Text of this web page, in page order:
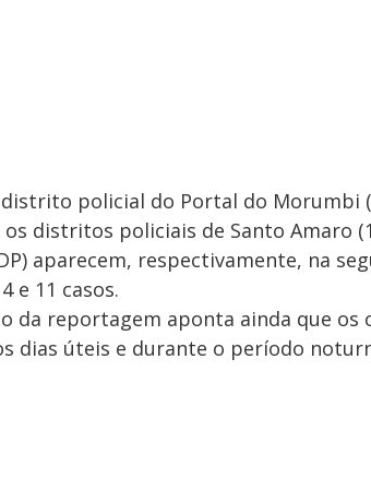
policial do Portal do Morumbi
distritos policiais de Santo Amaro
aparecem, respectivamente, na
e 11 casos.
da reportagem aponta ainda que os
dias úteis e durante o período